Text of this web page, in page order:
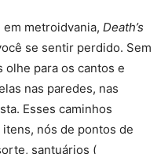
metroidvania, Death’s
se sentir perdido. Sem
olhe para os cantos e
nas paredes, nas
Esses caminhos
nós de pontos de
santuários (